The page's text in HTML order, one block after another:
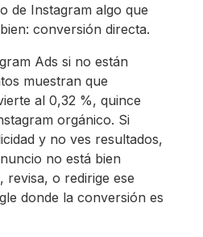
de Instagram algo que
conversión directa.
Ads si no están
muestran que
al 0,32 %, quince
orgánico. Si
y no ves resultados,
no está bien
revisa, o redirige ese
donde la conversión es